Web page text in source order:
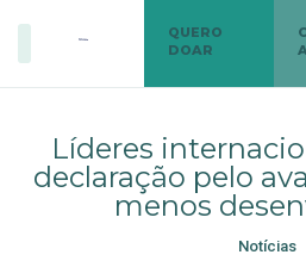
QUERO
DOAR
Líderes
declaração pelo
menos
Notícias